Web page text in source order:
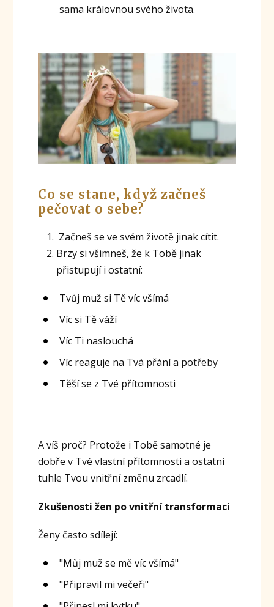
sama královnou svého života.
Co se stane, když začneš
pečovat o sebe?
Začneš se ve svém životě jinak cítit.
Brzy si všimneš, že k Tobě jinak
přistupují i ostatní:
Tvůj muž si Tě víc všímá
Víc si Tě váží
Víc Ti naslouchá
Víc reaguje na Tvá přání a potřeby
Těší se z Tvé přítomnosti
A víš proč? Protože i Tobě samotné je
dobře v Tvé vlastní přítomnosti a ostatní
tuhle Tvou vnitřní změnu zrcadlí.
Zkušenosti žen po vnitřní transformaci
Ženy často sdílejí:
"Můj muž se mě víc všímá"
"Připravil mi večeři"